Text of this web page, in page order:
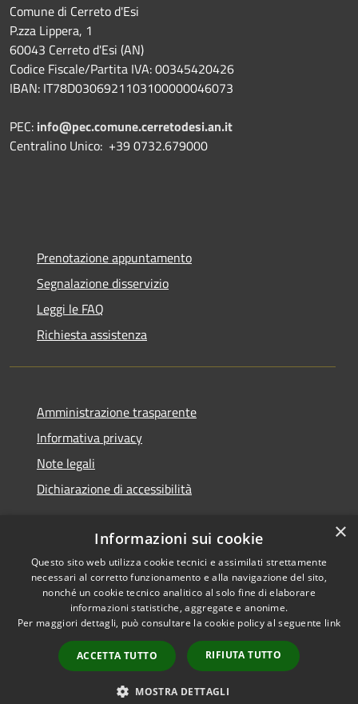
Comune di Cerreto d'Esi
P.zza Lippera, 1
60043 Cerreto d'Esi (AN)
Codice Fiscale/Partita IVA: 00345420426
IBAN: IT78D0306921103100000046073
PEC: info@pec.comune.cerretodesi.an.it
Centralino Unico: +39 0732.679000
Prenotazione appuntamento
Segnalazione disservizio
Leggi le FAQ
Richiesta assistenza
Amministrazione trasparente
Informativa privacy
Note legali
Dichiarazione di accessibilità
RSS
Accessibilità
Cookie
Mappa del sito
Intranet
Copyright © 2026 • Comune di
Cerreto d'Esi • Powered by
Municipium•Accesso
redazione
×
Informazioni sui cookie
Questo sito web utilizza cookie tecnici e assimilati strettamente
necessari al corretto funzionamento e alla navigazione del sito,
nonché un cookie tecnico analitico al solo fine di elaborare
informazioni statistiche, aggregate e anonime.
Per maggiori dettagli, può consultare la cookie policy al seguente link
ACCETTA TUTTO RIFIUTA TUTTO
MOSTRA DETTAGLI